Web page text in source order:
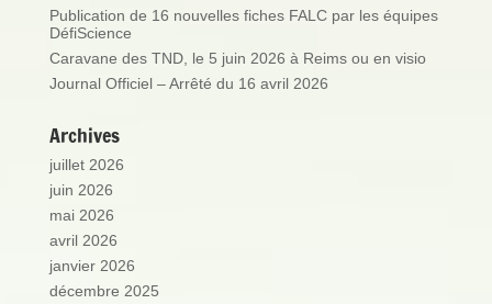
Publication de 16 nouvelles fiches FALC par les équipes
DéfiScience
Caravane des TND, le 5 juin 2026 à Reims ou en visio
Journal Officiel – Arrêté du 16 avril 2026
Archives
juillet 2026
juin 2026
mai 2026
avril 2026
janvier 2026
décembre 2025